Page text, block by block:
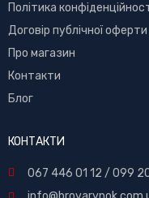
Політика
Договір публічної оферти
Про магазин
Контакти
Блог
КОНТАКТИ
067 446 01 12 / 099